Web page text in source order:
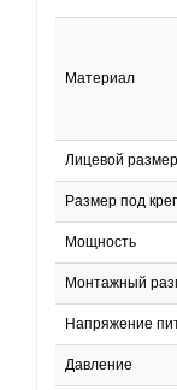
Материал
Лицевой размер
Размер под
Мощность
Монтажный
Напряжение
Давление